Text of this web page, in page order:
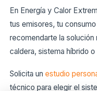
En Energía y Calor
tus emisores, tu
recomendarte la
caldera, sistema híbrido
Solicita un estudio
técnico para elegir el